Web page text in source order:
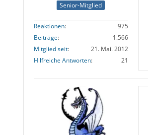
Senior-Mitglied
Reaktionen
975
Beiträge
1.566
Mitglied seit
21. Mai. 2012
Hilfreiche Antworten
21